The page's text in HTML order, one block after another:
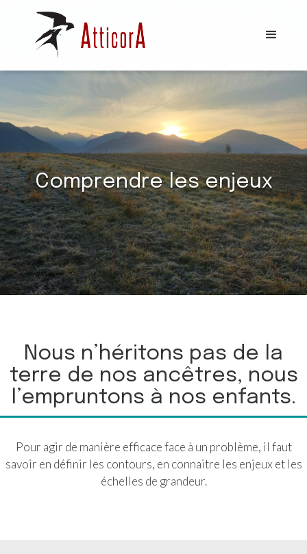
Comprendre les enjeux
Nous n’héritons pas de la
terre de nos ancêtres, nous
l’empruntons à nos enfants.
Pour agir de manière efficace face à un problème, il faut
savoir en définir les contours, en connaitre les enjeux et les
échelles de grandeur.